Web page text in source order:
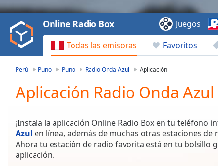
Play
Video
Play
Backward
Skip
Current
Time0:00
Duration
-:-
Loaded:
0.00%
Stream
Todas las emisoras Favoritos
Online Radio Box Juegos
Perú Puno Puno Radio Onda Azul Aplicación
Aplicación Radio Onda Azul
¡Instala la aplicación Online Radio Box en tu teléfono
Azul en línea, además de muchas otras estaciones de
Ahora tu estación de radio favorita está en tu bolsillo
aplicación.